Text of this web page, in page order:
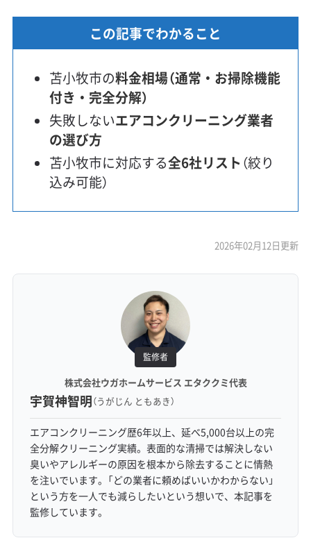
この記事でわかること
苫小牧市の料金相場（通常・お掃除機能
付き・完全分解）
失敗しないエアコンクリーニング業者
の選び方
苫小牧市に対応する全6社リスト （絞り
込み可能）
2026年02月12日更新
監修者
株式会社ウガホームサービス エタククミ代表
宇賀神智明（うがじん ともあき）
エアコンクリーニング歴6年以上、延べ5,000台以上の完
全分解クリーニング実績。表面的な清掃では解決しない
臭いやアレルギーの原因を根本から除去することに情熱
を注いでいます。「どの業者に頼めばいいかわからない」
という方を一人でも減らしたいという想いで、本記事を
監修しています。